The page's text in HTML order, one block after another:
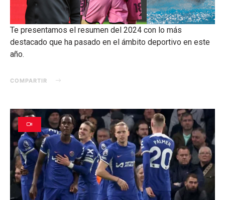
Te presentamos el resumen del 2024 con lo más
destacado que ha pasado en el ámbito deportivo en este
año.
COMPARTIR